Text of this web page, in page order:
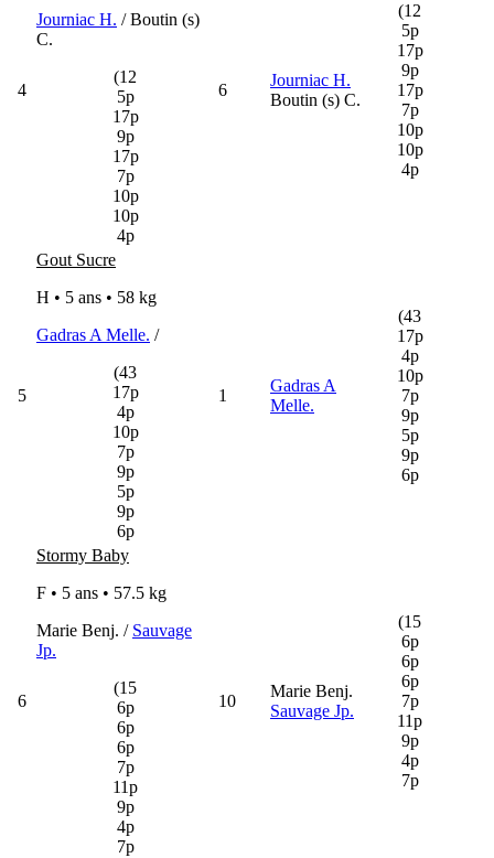
4
Journiac H. / Boutin (s)
C.
(12
5p
17p
9p
17p
7p
10p
10p
4p
6
Journiac H.
Boutin (s) C.
(12
5p
17p
9p
17p
7p
10p
10p
4p
5
Gout Sucre
H • 5 ans • 58 kg
Gadras A Melle. /
(43
17p
4p
10p
7p
9p
5p
9p
6p
1
Gadras A
Melle.
(43
17p
4p
10p
7p
9p
5p
9p
6p
6
Stormy Baby
F • 5 ans • 57.5 kg
Marie Benj. / Sauvage
Jp.
(15
6p
6p
6p
7p
11p
9p
4p
7p
10
Marie Benj.
Sauvage Jp.
(15
6p
6p
6p
7p
11p
9p
4p
7p